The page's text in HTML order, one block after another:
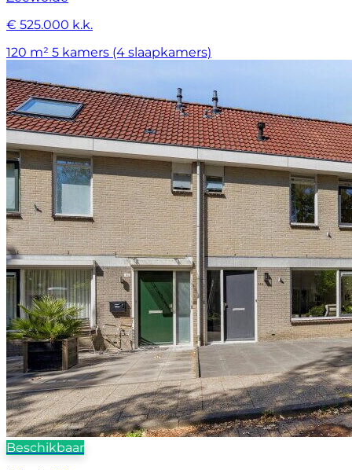
€ 525.000 k.k.
120 m² 5 kamers (4 slaapkamers)
Beschikbaar